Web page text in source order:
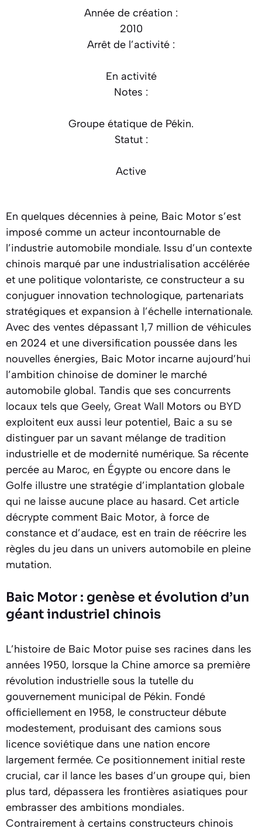
Année de création :
2010
Arrêt de l’activité :
En activité
Notes :
Groupe étatique de Pékin.
Statut :
Active
En quelques décennies à peine, Baic Motor s’est
imposé comme un acteur incontournable de
l’industrie automobile mondiale. Issu d’un contexte
chinois marqué par une industrialisation accélérée
et une politique volontariste, ce constructeur a su
conjuguer innovation technologique, partenariats
stratégiques et expansion à l’échelle internationale.
Avec des ventes dépassant 1,7 million de véhicules
en 2024 et une diversification poussée dans les
nouvelles énergies, Baic Motor incarne aujourd’hui
l’ambition chinoise de dominer le marché
automobile global. Tandis que ses concurrents
locaux tels que Geely, Great Wall Motors ou BYD
exploitent eux aussi leur potentiel, Baic a su se
distinguer par un savant mélange de tradition
industrielle et de modernité numérique. Sa récente
percée au Maroc, en Égypte ou encore dans le
Golfe illustre une stratégie d’implantation globale
qui ne laisse aucune place au hasard. Cet article
décrypte comment Baic Motor, à force de
constance et d’audace, est en train de réécrire les
règles du jeu dans un univers automobile en pleine
mutation.
Baic Motor : genèse et évolution d’un
géant industriel chinois
L’histoire de Baic Motor puise ses racines dans les
années 1950, lorsque la Chine amorce sa première
révolution industrielle sous la tutelle du
gouvernement municipal de Pékin. Fondé
officiellement en 1958, le constructeur débute
modestement, produisant des camions sous
licence soviétique dans une nation encore
largement fermée. Ce positionnement initial reste
crucial, car il lance les bases d’un groupe qui, bien
plus tard, dépassera les frontières asiatiques pour
embrasser des ambitions mondiales.
Contrairement à certains constructeurs chinois